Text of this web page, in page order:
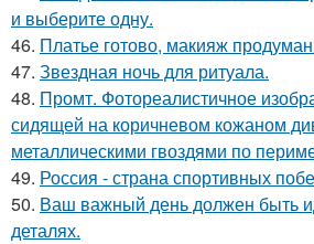
и выберите одну.
46. Платье готово, макияж
47. Звездная ночь для ритуала.
48. Промт. Фотореалистичное
сидящей на коричневом кожаном
металлическими гвоздями по
49. Россия - страна спортивных
50. Ваш важный день должен быть
деталях.